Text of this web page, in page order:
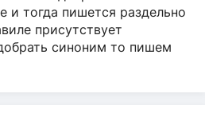
и тогда пишется раздельно
присутствует
синоним то пишем